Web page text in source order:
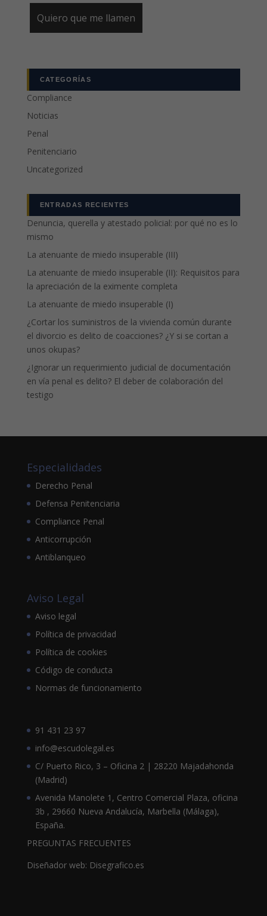
CATEGORÍAS
Compliance
Noticias
Penal
Penitenciario
Uncategorized
ENTRADAS RECIENTES
Denuncia, querella y atestado policial: por qué no es lo
mismo
La atenuante de miedo insuperable (III)
La atenuante de miedo insuperable (II): Requisitos para
la apreciación de la eximente completa
La atenuante de miedo insuperable (I)
¿Cortar los suministros de la vivienda común durante
el divorcio es delito de coacciones? ¿Y si se cortan a
unos okupas?
¿Ignorar un requerimiento judicial de documentación
en vía penal es delito? El deber de colaboración del
testigo
Especialidades
Derecho Penal
Defensa Penitenciaria
Compliance Penal
Anticorrupción
Antiblanqueo
Aviso Legal
Aviso legal
Política de privacidad
Política de cookies
Código de conducta
Normas de funcionamiento
91 431 23 97
info@escudolegal.es
C/ Puerto Rico, 3 – Oficina 2 | 28220 Majadahonda
(Madrid)
Avenida Manolete 1, Centro Comercial Plaza, oficina
3b , 29660 Nueva Andalucía, Marbella (Málaga),
España.
PREGUNTAS FRECUENTES
Diseñador web: Disegrafico.es